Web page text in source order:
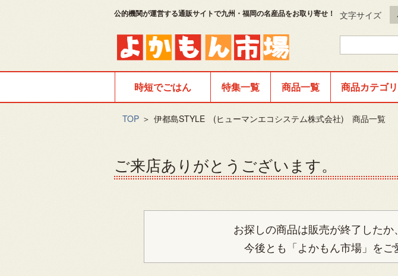
公的機関が運営する通販サイトで九州・福岡の名産品をお取り寄せ！ 文字サイズ
時短でごはん 特集一覧 商品一覧 商品カテゴ
TOP ＞ 伊都島STYLE (ヒューマンエコシステム株式会社) 商品一覧
ご来店ありがとうございます。
お探しの商品は販売が終了したか
今後とも「よかもん市場」をご